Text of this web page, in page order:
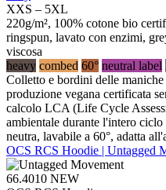
XXS – 5XL
220g/m², 100% cotone bio
ringspun, lavato con enzimi,
viscosa
heavy combed 60° neutral label
Colletto e bordini delle
produzione vegana certificata
calcolo LCA (Life Cycle
ambientale durante l'intero
neutra, lavabile a 60°, adatta
OCS RCS Hoodie | Untagged
66.4010 NEW